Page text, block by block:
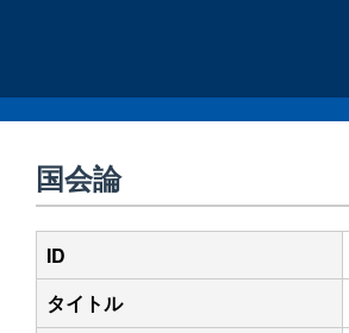
国会論
ID
タイトル